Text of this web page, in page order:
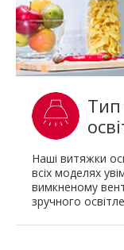
Тип
Наші витяжки
всіх моделях
вимкненому
зручного